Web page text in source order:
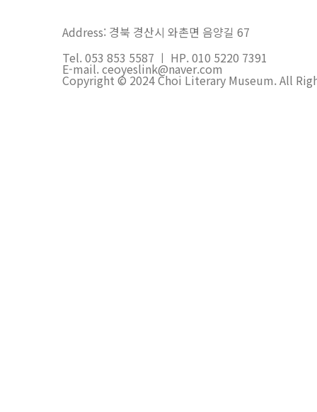
Address: 경북 경산시 와촌면 음양길 67
Tel. 053 853 5587 ㅣ HP. 010 5220 7391
E-mail. ceoyeslink@naver.com
Copyright © 2024 Choi Literary Museum. All